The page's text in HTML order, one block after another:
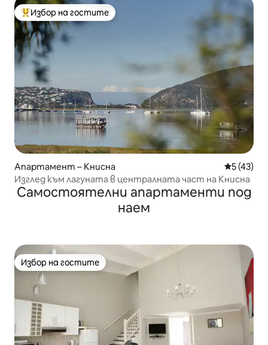
Най-популярен избор на гостите
Избор на гостите
Апартамент – Книсна Средна
5 (43)
Изглед към лагуната в централната част на Книсна
Самостоятелни апартаменти под
наем
Избор на гостите
Избор на гостите